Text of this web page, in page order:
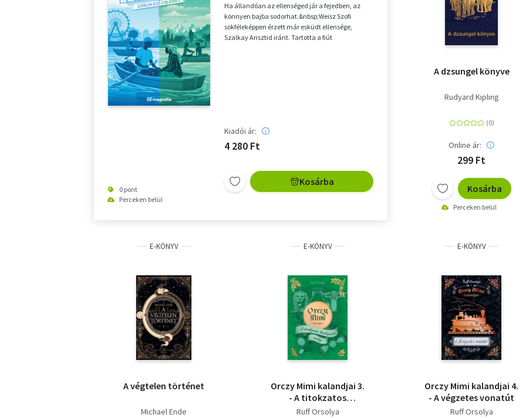
0 pont
Perceken belül
Ha állandóan az ellenséged jár a fejedben, az
könnyen bajba sodorhat.&nbsp;Weisz Szofi
sokféleképpen érzett már esküdt ellensége,
Szalkay Arisztid iránt. Tartotta a fiút
Kiadói ár:
4 280 Ft
Kosárba
A dzsungel könyve
Rudyard Kipling
Online ár:
299 Ft
Kosárba
Perceken belül
E-KÖNYV
A végtelen történet
Michael Ende
E-KÖNYV
Orczy Mimi kalandjai 3.
- A titokzatos
budapesti térkép
Ruff Orsolya
E-KÖNYV
Orczy Mimi kalandjai 4.
- A végzetes vonatút
Ruff Orsolya